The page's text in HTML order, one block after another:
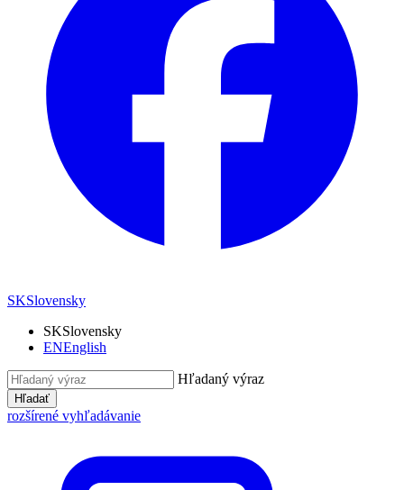
SKSlovensky
SKSlovensky
ENEnglish
Hľadaný výraz
Hľadať
rozšírené vyhľadávanie